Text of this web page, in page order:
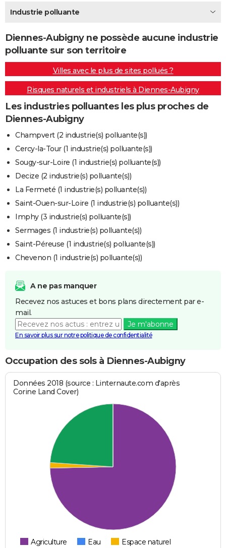
Destinations
City break
Voyage nature
Voyage de noces
Forum
Climat
+PHOTO
GUIDES D'ACHAT
BONS PLANS
CARTE DE VOEUX
Carte de Noël
Carte Bonne année
Carte Saint-Valentin
Carte Pâques
Carte d'anniversaire
DICTIONNAIRE
Dictionnaire
Biographies
Citations
Expressions
Proverbes
PROGRAMME TV
COPAINS D'AVANT
S'inscrire
Se connecter
Lycées
Collèges
Primaires
Universités
Entreprises
Service militaire
Avis de recherche
AVIS DE DÉCÈS
FORUM
Bricolage
Lifestyle
Culture
Sport
Auto
Television
Voyage
Cinema
Industrie polluante
Diennes-Aubigny ne possède aucune industrie
polluante sur son territoire
Villes avec le plus de sites pollués ?
Risques naturels et industriels à Diennes-Aubigny
Les industries polluantes les plus proches de
Diennes-Aubigny
Champvert (2 industrie(s) polluante(s))
Cercy-la-Tour (1 industrie(s) polluante(s))
Sougy-sur-Loire (1 industrie(s) polluante(s))
Decize (2 industrie(s) polluante(s))
La Fermeté (1 industrie(s) polluante(s))
Saint-Ouen-sur-Loire (1 industrie(s) polluante(s))
Imphy (3 industrie(s) polluante(s))
Sermages (1 industrie(s) polluante(s))
Saint-Péreuse (1 industrie(s) polluante(s))
Chevenon (1 industrie(s) polluante(s))
A ne pas manquer
Recevez nos astuces et bons plans directement par e-
mail.
Je m'abonne
En savoir plus sur notre politique de confidentialité
Occupation des sols à Diennes-Aubigny
Données 2018 (source : Linternaute.com d'après
Corine Land Cover)
Agriculture Eau
Espace naturel